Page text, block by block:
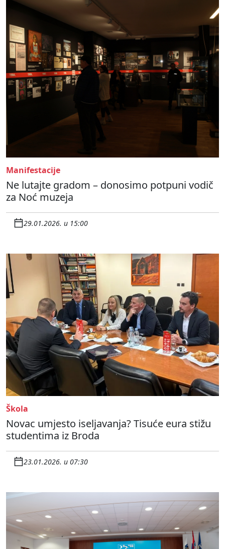
Manifestacije
Ne lutajte gradom – donosimo potpuni vodič
za Noć muzeja
29.01.2026. u 15:00
Škola
Novac umjesto iseljavanja? Tisuće eura stižu
studentima iz Broda
23.01.2026. u 07:30